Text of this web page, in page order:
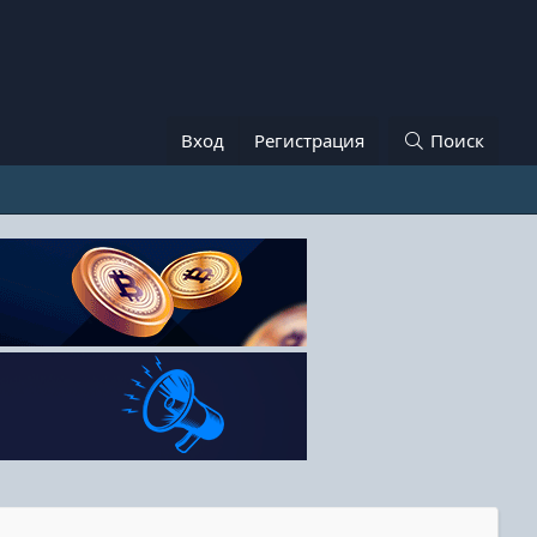
Вход Регистрация Поиск